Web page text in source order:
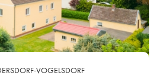
VOGELSDORF